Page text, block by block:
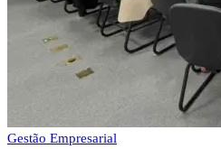
Gestão Empresarial